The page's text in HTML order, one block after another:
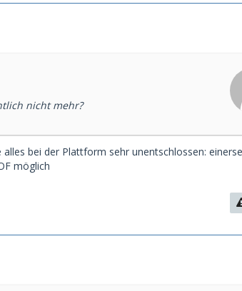
nicht mehr?
bei der Plattform sehr unentschlossen:
möglich